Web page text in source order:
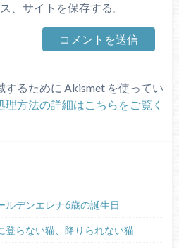
、サイトを保存する。
するために Akismet を使ってい
理方法の詳細はこちらをご覧く
ルデンエレナ6歳の誕生日
登らない猫、降りられない猫